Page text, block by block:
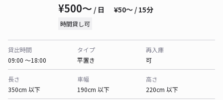
¥500〜 / 日 ¥50〜 / 15分
時間貸し可
貸出時間
09:00 〜18:00
タイプ
平置き
再入庫
可
長さ
350cm 以下
車幅
190cm 以下
高さ
220cm 以下